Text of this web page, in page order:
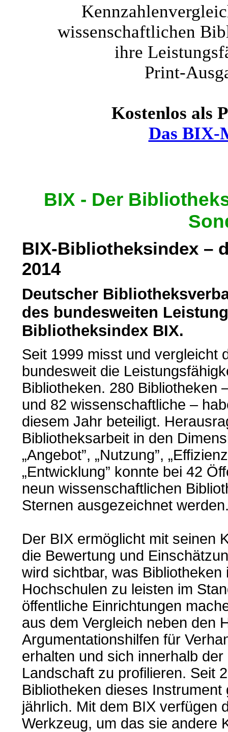
wissenschaftlichen
ihre
Print-
Kostenlos als
Das BIX-
BIX - Der
BIX-Bibliotheksindex –
2014
Deutscher
des bundesweiten
Bibliotheksindex BIX.
Seit 1999 misst und vergleicht
bundesweit die
Bibliotheken. 280 Bibliotheken
und 82 wissenschaftliche –
diesem Jahr beteiligt.
Bibliotheksarbeit in den
„Angebot”, „Nutzung”,
„Entwicklung” konnte bei 42
neun wissenschaftlichen
Sternen ausgezeichnet
Der BIX ermöglicht mit seinen
die Bewertung und
wird sichtbar, was
Hochschulen zu leisten im
öffentliche Einrichtungen
aus dem Vergleich neben den
Argumentationshilfen für
erhalten und sich innerhalb
Landschaft zu profilieren. Seit
Bibliotheken dieses
jährlich. Mit dem BIX verfügen
Werkzeug, um das sie andere